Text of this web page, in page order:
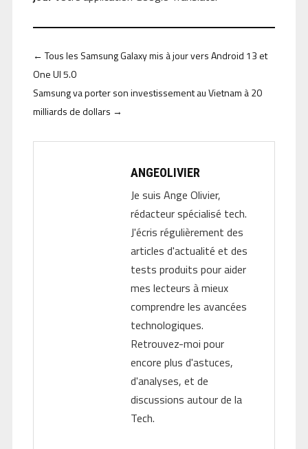
← Tous les Samsung Galaxy mis à jour vers Android 13 et
One UI 5.0
Samsung va porter son investissement au Vietnam à 20
milliards de dollars →
ANGEOLIVIER
Je suis Ange Olivier,
rédacteur spécialisé tech.
J'écris régulièrement des
articles d'actualité et des
tests produits pour aider
mes lecteurs à mieux
comprendre les avancées
technologiques.
Retrouvez-moi pour
encore plus d'astuces,
d'analyses, et de
discussions autour de la
Tech.